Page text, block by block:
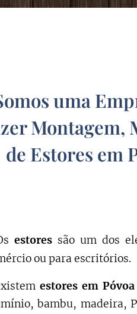
uma
Montagem,
de Estores em
estoressão um dos
ou para escritórios.
estores em
bambu, madeira,